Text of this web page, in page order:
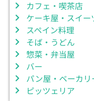
カフェ・喫茶店
ケーキ屋・スイー
スペイン料理
そば・うどん
惣菜・弁当屋
バー
パン屋・ベーカリ
ピッツェリア